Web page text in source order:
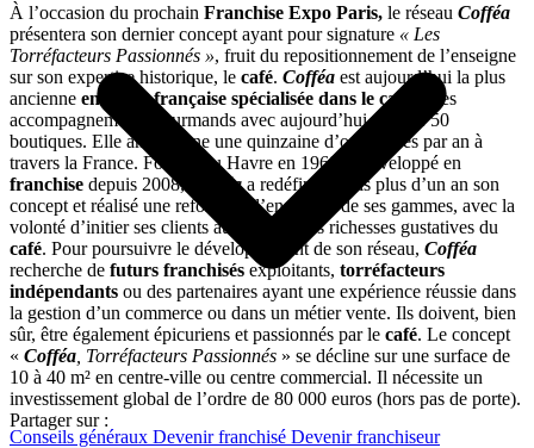
Conseils généraux Devenir franchisé Devenir franchiseur
À l’occasion du prochain Franchise Expo Paris, le réseau Cofféa
présentera son dernier concept ayant pour signature « Les
Torréfacteurs Passionnés », fruit du repositionnement de l’enseigne
sur son expertise historique, le café. Cofféa est aujourd’hui la plus
ancienne enseigne française spécialisée dans le café
et ses
accompagnements gourmands avec aujourd’hui plus de 50
boutiques. Elle ambitionne une quinzaine d’ouvertures par an à
travers la France. Fondée au Havre en 1968 et développé en
franchise depuis 2008, Cofféa a redéfini depuis plus d’un an son
concept et réalisé une refonte de l’ensemble de ses gammes, avec la
volonté d’initier ses clients aux différentes richesses gustatives du
café. Pour poursuivre le développement de son réseau, Cofféa
recherche de futurs franchisés exploitants, torréfacteurs
indépendants ou des partenaires ayant une expérience réussie dans
la gestion d’un commerce ou dans un métier vente. Ils doivent, bien
sûr, être également épicuriens et passionnés par le café. Le concept
« Cofféa , Torréfacteurs Passionnés » se décline sur une surface de
10 à 40 m² en centre-ville ou centre commercial. Il nécessite un
investissement global de l’ordre de 80 000 euros (hors pas de porte).
Partager sur :